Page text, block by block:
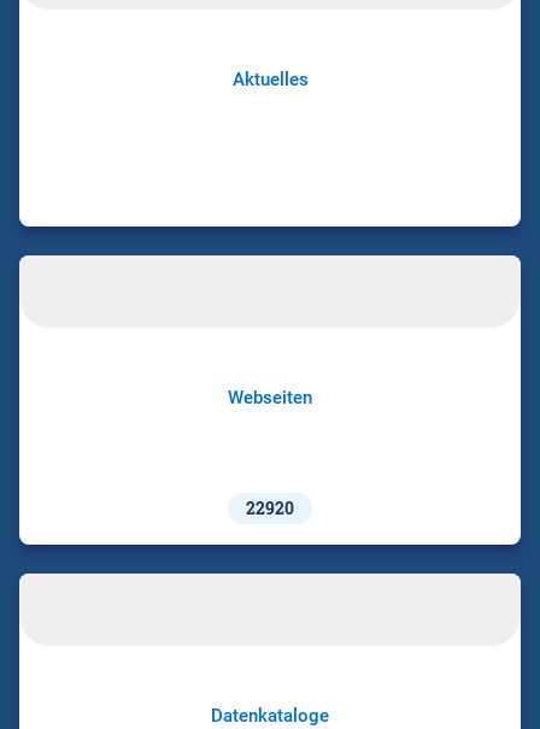
Aktuelles
Webseiten
22920
Datenkataloge